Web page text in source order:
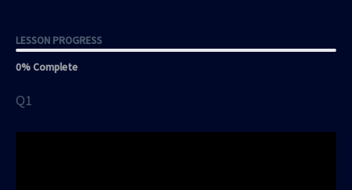
LESSON PROGRESS
0% Complete
Q1